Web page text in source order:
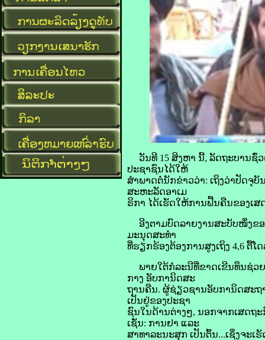
ວັນ​ທີ 15 ສິງຫາ ນີ້, ລັດຖະບານ​ຊົ່
ປະຊາຊົນ​ໄດ້​ໃຫ້​
ສຳພາດ​ຕໍ່​ນັກ​ຂ່າວ​ວ່າ: ເຖິງ​ວ່າ​ປັດຈຸ
ສະຫະລັດ​ອາ​ເມ
ຣິ​ກາ ​ໄດ້​ເຮັດ​ໃຫ້ການ​ຟື້ນ​ຄືນ​ຂອງ​ເ
ອີງ​ຕາມ​ບົດ​ລາຍ​ງານ​ສະບັບ​ໜຶ່ງ​ຂອ
ມະນຸດສະທຳ
ທີ່​ຮຽກຮ້ອງ​ຕ້ອງການ​ສູງ​ເຖິງ 4,6 ຕື້​ໂ
ພາຍ​ໃຕ້​ກໍລະນີ​ທີ່​ຂາດເຂີນ​ທຶນ​ຊ່ວຍ
ກາງ ​ອັບ​ກາ​ນິດ​ສະ
ຖານ​ຄືນ. ຜູ້​ຊ່ຽວຊານ​ອັບ​ກາ​ນິດ​ສະຖ
ເປັນ​ຢູ່​ຂອງ​ປະຊາ
ຊົນ​ໃນ​ດ້ານ​ຕ່າງໆ, ນອກຈາກ​ເສດຖ
ເຊັ່ນ: ການ​ຢາ ແລະ
ສາທາລະນະ​ສຸກ ເປັນຕົ້ນ...ເຊິ່ງ​ຈະ​